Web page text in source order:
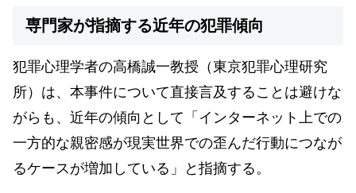
専門家が指摘する近年の犯罪傾向
犯罪心理学者の高橋誠一教授（東京犯罪心理研究
所）は、本事件について直接言及することは避けな
がらも、近年の傾向として「インターネット上での
一方的な親密感が現実世界での歪んだ行動につなが
るケースが増加している」と指摘する。